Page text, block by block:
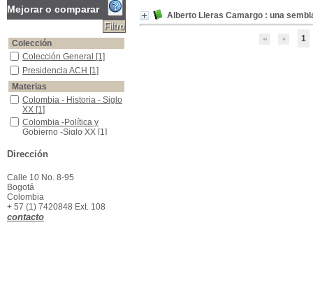
Alberto Lleras Camargo : una
1
Mejorar o comparar
Colección
Colección General
Colección General [1]
Presidencia ACH
Presidencia ACH [1]
Materias
Colombia - Historia - Siglo XX
Colombia - Historia - Siglo
XX [1]
Colombia -Política y Gobierno -Siglo XX
Colombia -Política y
Gobierno -Siglo XX [1]
1906-1990--Pensamiento
Dirección
Calle 10 No. 8-95
Bogotá
Colombia
+ 57 (1) 7420848 Ext. 108
contacto